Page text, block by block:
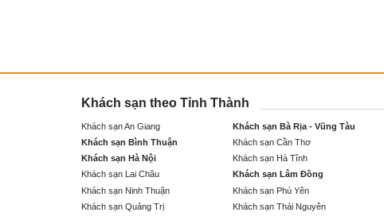
Khách sạn theo Tỉnh Thành
Khách sạn An Giang Khách sạn Bà Rịa - Vũng Tàu
Khách sạn Bình Thuận
Khách sạn Cần Thơ
Khách sạn Hà Nội
Khách sạn Hà Tĩnh
Khách sạn Lai Châu
Khách sạn Lâm Đồng
Khách sạn Ninh Thuận
Khách sạn Phú Yên
Khách sạn Quảng Trị
Khách sạn Thái Nguyên